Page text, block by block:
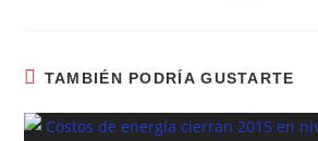
TAMBIÉN PODRÍA GUSTARTE